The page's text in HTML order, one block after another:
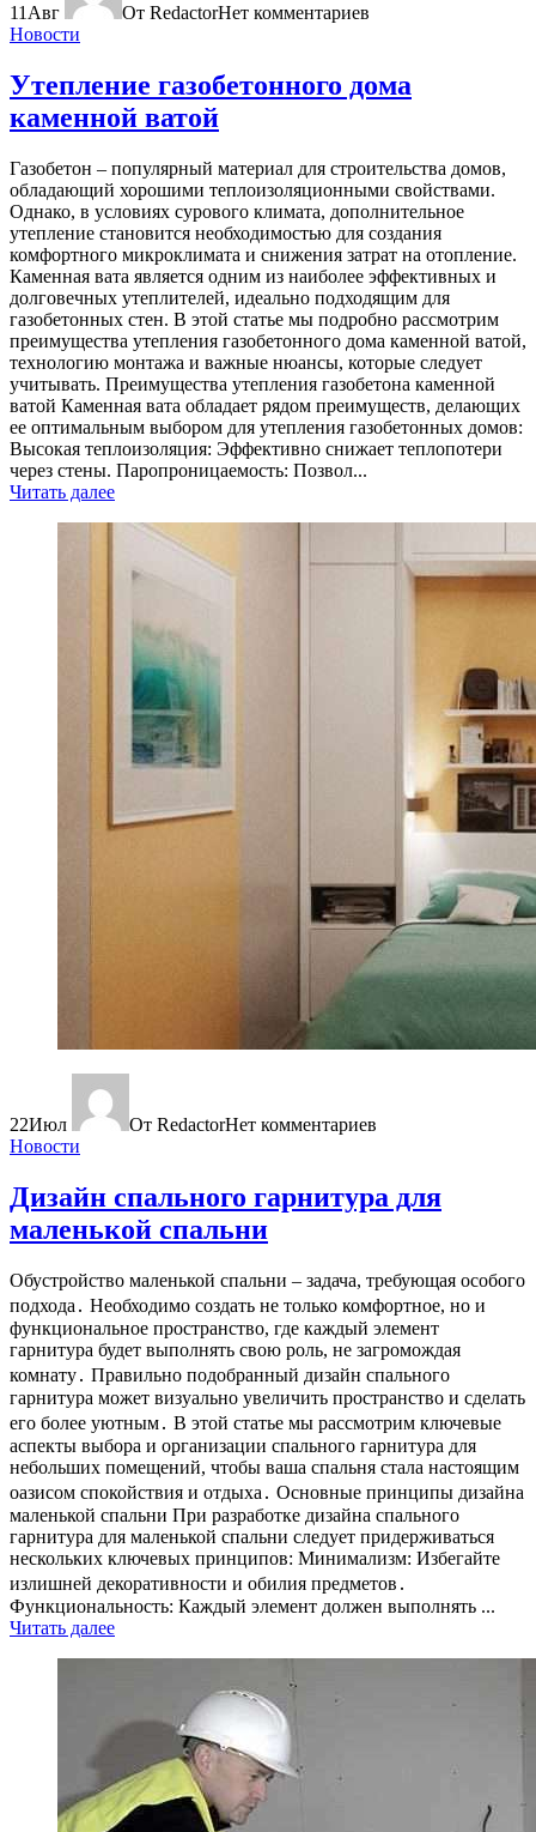
11 Авг От RedactorНет комментариев
Новости
Утепление газобетонного дома
каменной ватой
Газобетон – популярный материал для строительства домов,
обладающий хорошими теплоизоляционными свойствами.
Однако, в условиях сурового климата, дополнительное
утепление становится необходимостью для создания
комфортного микроклимата и снижения затрат на отопление.
Каменная вата является одним из наиболее эффективных и
долговечных утеплителей, идеально подходящим для
газобетонных стен. В этой статье мы подробно рассмотрим
преимущества утепления газобетонного дома каменной ватой,
технологию монтажа и важные нюансы, которые следует
учитывать. Преимущества утепления газобетона каменной
ватой Каменная вата обладает рядом преимуществ, делающих
ее оптимальным выбором для утепления газобетонных домов:
Высокая теплоизоляция: Эффективно снижает теплопотери
через стены. Паропроницаемость: Позвол...
Читать далее
22Июл От RedactorНет комментариев
Новости
Дизайн спального гарнитура для
маленькой спальни
Обустройство маленькой спальни – задача, требующая особого
подхода․ Необходимо создать не только комфортное, но и
функциональное пространство, где каждый элемент
гарнитура будет выполнять свою роль, не загромождая
комнату․ Правильно подобранный дизайн спального
гарнитура может визуально увеличить пространство и сделать
его более уютным․ В этой статье мы рассмотрим ключевые
аспекты выбора и организации спального гарнитура для
небольших помещений, чтобы ваша спальня стала настоящим
оазисом спокойствия и отдыха․ Основные принципы дизайна
маленькой спальни При разработке дизайна спального
гарнитура для маленькой спальни следует придерживаться
нескольких ключевых принципов: Минимализм: Избегайте
излишней декоративности и обилия предметов․
Функциональность: Каждый элемент должен выполнять ...
Читать далее